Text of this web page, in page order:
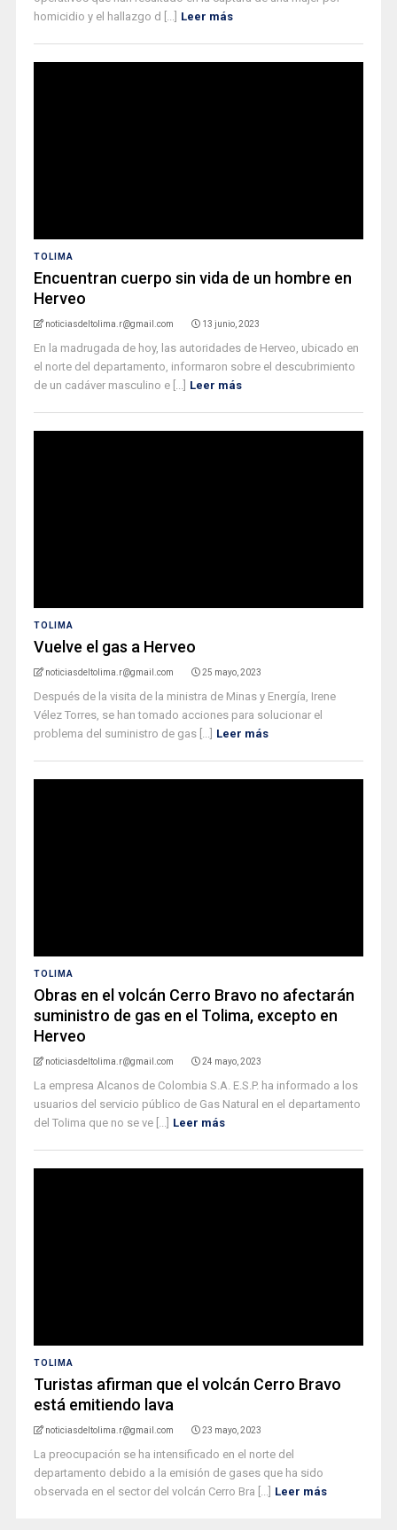
homicidio y el hallazgo d [...] Leer más
TOLIMA
Encuentran cuerpo sin vida de un hombre en
Herveo
noticiasdeltolima.r@gmail.com 13 junio, 2023
En la madrugada de hoy, las autoridades de Herveo, ubicado en
el norte del departamento, informaron sobre el descubrimiento
de un cadáver masculino e [...] Leer más
TOLIMA
Vuelve el gas a Herveo
noticiasdeltolima.r@gmail.com 25 mayo, 2023
Después de la visita de la ministra de Minas y Energía, Irene
Vélez Torres, se han tomado acciones para solucionar el
problema del suministro de gas [...] Leer más
TOLIMA
Obras en el volcán Cerro Bravo no afectarán
suministro de gas en el Tolima, excepto en
Herveo
noticiasdeltolima.r@gmail.com 24 mayo, 2023
La empresa Alcanos de Colombia S.A. E.S.P. ha informado a los
usuarios del servicio público de Gas Natural en el departamento
del Tolima que no se ve [...] Leer más
TOLIMA
Turistas afirman que el volcán Cerro Bravo
está emitiendo lava
noticiasdeltolima.r@gmail.com 23 mayo, 2023
La preocupación se ha intensificado en el norte del
departamento debido a la emisión de gases que ha sido
observada en el sector del volcán Cerro Bra [...] Leer más